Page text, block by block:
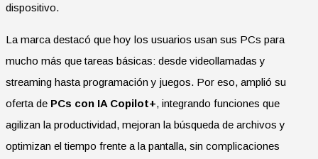
dispositivo.
La marca destacó que hoy los usuarios usan sus PCs para
mucho más que tareas básicas: desde videollamadas y
streaming hasta programación y juegos. Por eso, amplió su
oferta de PCs con IA Copilot+, integrando funciones que
agilizan la productividad, mejoran la búsqueda de archivos y
optimizan el tiempo frente a la pantalla, sin complicaciones